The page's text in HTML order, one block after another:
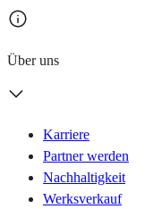
Über uns
Karriere
Partner werden
Nachhaltigkeit
Werksverkauf